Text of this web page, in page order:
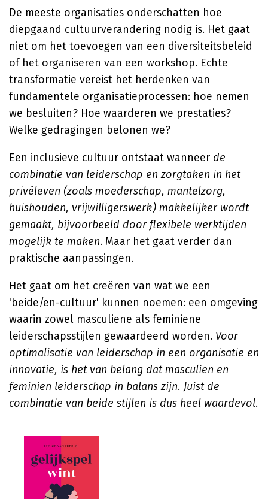
De meeste organisaties onderschatten hoe
diepgaand cultuurverandering nodig is. Het gaat
niet om het toevoegen van een diversiteitsbeleid
of het organiseren van een workshop. Echte
transformatie vereist het herdenken van
fundamentele organisatieprocessen: hoe nemen
we besluiten? Hoe waarderen we prestaties?
Welke gedragingen belonen we?
Een inclusieve cultuur ontstaat wanneer de
combinatie van leiderschap en zorgtaken in het
privéleven (zoals moederschap, mantelzorg,
huishouden, vrijwilligerswerk) makkelijker wordt
gemaakt, bijvoorbeeld door flexibele werktijden
mogelijk te maken. Maar het gaat verder dan
praktische aanpassingen.
Het gaat om het creëren van wat we een
'beide/en-cultuur' kunnen noemen: een omgeving
waarin zowel masculiene als feminiene
leiderschapsstijlen gewaardeerd worden. Voor
optimalisatie van leiderschap in een organisatie en
innovatie, is het van belang dat masculien en
feminien leiderschap in balans zijn. Juist de
combinatie van beide stijlen is dus heel waardevol.